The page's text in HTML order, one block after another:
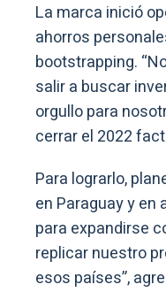
La marca inició
ahorros
bootstrapping.
salir a buscar
orgullo para
cerrar el 2022
Para lograrlo,
en Paraguay y en
para expandirse
replicar nuestro
esos países”,